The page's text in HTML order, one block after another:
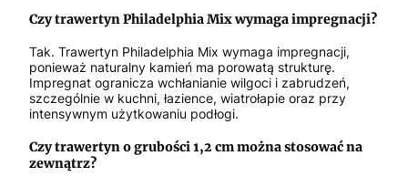
Czy trawertyn Philadelphia Mix wymaga impregnacji?
Tak. Trawertyn Philadelphia Mix wymaga impregnacji,
ponieważ naturalny kamień ma porowatą strukturę.
Impregnat ogranicza wchłanianie wilgoci i zabrudzeń,
szczególnie w kuchni, łazience, wiatrołapie oraz przy
intensywnym użytkowaniu podłogi.
Czy trawertyn o grubości 1,2 cm można stosować na
zewnątrz?